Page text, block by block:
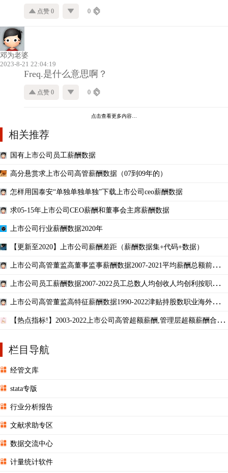
点赞 0 0
邓为老婆
2023-8-21 22:04:19
Freq.是什么意思啊？
点赞 0 0
点击查看更多内容…
相关推荐
国有上市公司员工薪酬数据
高分悬赏求上市公司高管薪酬数据（07到09年的）
怎样用国泰安“单独单独单独”下载上市公司ceo薪酬数据
求05-15年上市公司CEO薪酬和董事会主席薪酬数据
上市公司行业薪酬数据2020年
【更新至2020】上市公司薪酬差距（薪酬数据集+代码+数据）
上市公司高管董监高董事监事薪酬数据2007-2021平均薪酬总额前三名
上市公司员工薪酬数据2007-2022员工总数人均创收人均创利按职能部
上市公司高管董监高特征薪酬数据1990-2022津贴持股数职业海外学术
【热点指标!】2003-2022上市公司高管超额薪酬,管理层超额薪酬合集,
栏目导航
经管文库
stata专版
行业分析报告
文献求助专区
数据交流中心
计量统计软件